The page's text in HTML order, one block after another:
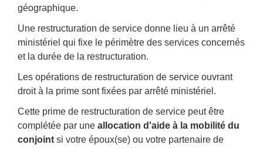
géographique.
Une restructuration de service donne lieu à un arrêté
ministériel qui fixe le périmètre des services concernés
et la durée de la restructuration.
Les opérations de restructuration de service ouvrant
droit à la prime sont fixées par arrêté ministériel.
Cette prime de restructuration de service peut être
complétée par une allocation d'aide à la mobilité du
conjoint si votre époux(se) ou votre partenaire de